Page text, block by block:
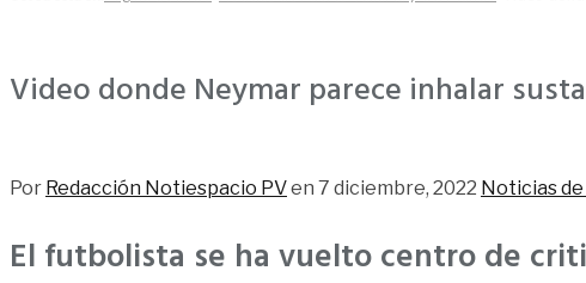
Video donde Neymar parece inhalar
Por Redacción Notiespacio PVen 7 diciembre, 2022 Noticias
El futbolista se ha vuelto centro de